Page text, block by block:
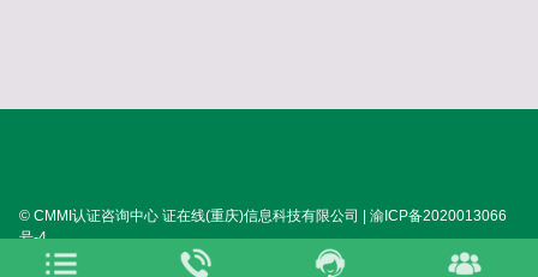
© CMMI认证咨询中心 证在线(重庆)信息科技有限公司 | 渝ICP备2020013066
号-4
SITEMAP: TXT 关于我们